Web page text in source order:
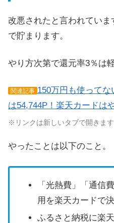
改悪されたと言われてい
で貯まります。
やり方次第で還元率3％は
関連記事 150万円も使って
は54,744P！楽天カードは
※リンクは新しいタブで開きます
やったことは以下のこと。
「光熱費」「通信
用を楽天カードで
ふるさと納税に楽